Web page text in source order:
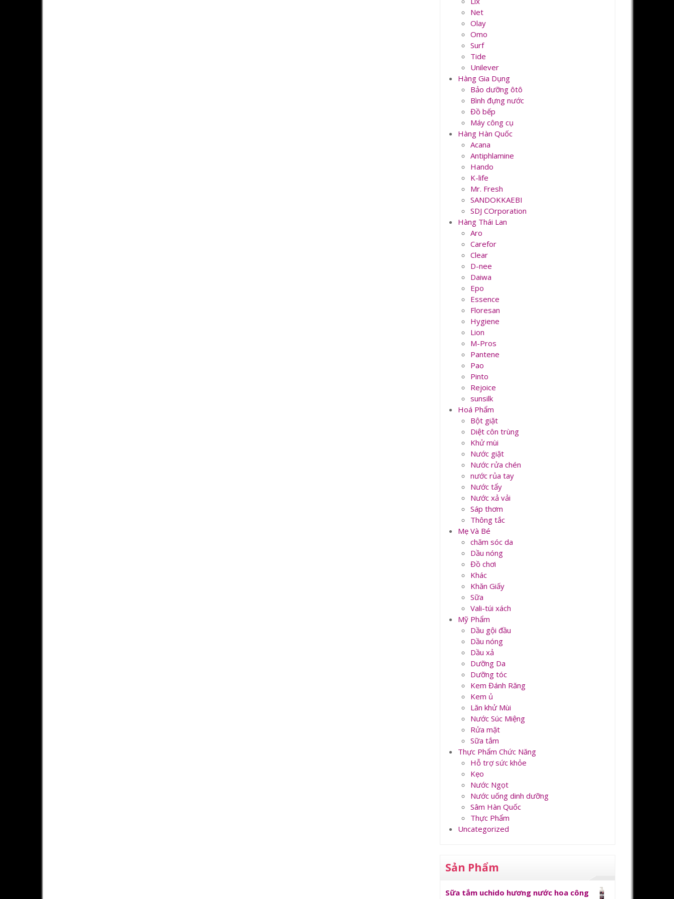
Net
Olay
Omo
Surf
Tide
Unilever
Hàng Gia Dụng
Bảo dưỡng ôtô
Bình đựng nước
Đồ bếp
Máy công cụ
Hàng Hàn Quốc
Acana
Antiphlamine
Hando
K-life
Mr. Fresh
SANDOKKAEBI
SDJ COrporation
Hàng Thái Lan
Aro
Carefor
Clear
D-nee
Daiwa
Epo
Essence
Floresan
Hygiene
Lion
M-Pros
Pantene
Pao
Pinto
Rejoice
sunsilk
Hoá Phẩm
Bột giặt
Diệt côn trùng
Khử mùi
Nước giặt
Nước rửa chén
nước rủa tay
Nước tẩy
Nước xả vải
Sáp thơm
Thông tắc
Mẹ Và Bé
chăm sóc da
Dầu nóng
Đồ chơi
Khác
Khăn Giấy
Sữa
Vali-túi xách
Mỹ Phẩm
Dầu gội đầu
Dầu nóng
Dầu xả
Dưỡng Da
Dưỡng tóc
Kem Đánh Răng
Kem ủ
Lăn khử Mùi
Nước Súc Miệng
Rửa mặt
Sữa tắm
Thực Phẩm Chức Năng
Hỗ trợ sức khỏe
Kẹo
Nước Ngọt
Nước uống dinh dưỡng
Sâm Hàn Quốc
Thực Phẩm
Uncategorized
Sản Phẩm
Sữa tắm uchido hương nước hoa công